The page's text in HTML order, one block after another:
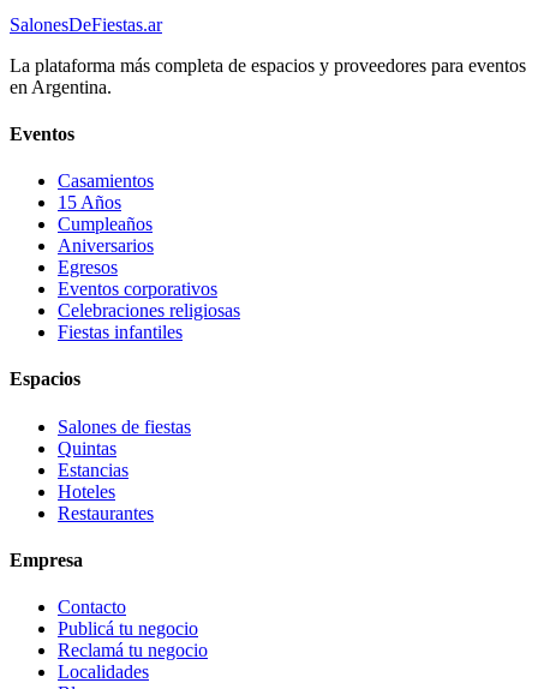
SalonesDeFiestas.ar
La plataforma más completa de espacios y proveedores para eventos
en Argentina.
Eventos
Casamientos
15 Años
Cumpleaños
Aniversarios
Egresos
Eventos corporativos
Celebraciones religiosas
Fiestas infantiles
Espacios
Salones de fiestas
Quintas
Estancias
Hoteles
Restaurantes
Empresa
Contacto
Publicá tu negocio
Reclamá tu negocio
Localidades